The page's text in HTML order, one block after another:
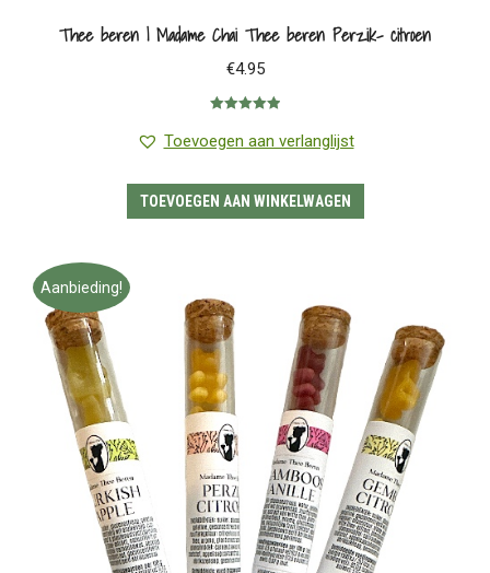
Thee beren | Madame Chai Thee beren Perzik- citroen
€4.95
5.00 uit 5
Toevoegen aan verlanglijst
TOEVOEGEN AAN WINKELWAGEN
Aanbieding!